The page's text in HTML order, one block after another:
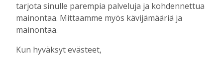
Kauppojen perustaminen maaseudulle
sallittiin 1860-luvun alussa – vähitellen
Tilaajille
tarjota sinulle parempia palveluja ja kohdennettua
mainontaa. Mittaamme myös kävijämääriä ja
mainontaa.
Kun hyväksyt evästeet,